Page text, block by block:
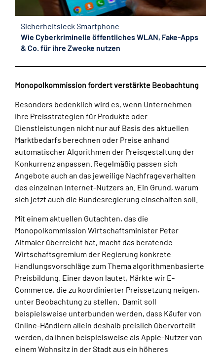
Sicherheitsleck Smartphone
Wie Cyberkriminelle öffentliches WLAN, Fake-Apps
& Co. für ihre Zwecke nutzen
Monopolkommission fordert verstärkte Beobachtung
Besonders bedenklich wird es, wenn Unternehmen
ihre Preisstrategien für Produkte oder
Dienstleistungen nicht nur auf Basis des aktuellen
Marktbedarfs berechnen oder Preise anhand
automatischer Algorithmen der Preisgestaltung der
Konkurrenz anpassen. Regelmäßig passen sich
Angebote auch an das jeweilige Nachfrageverhalten
des einzelnen Internet-Nutzers an. Ein Grund, warum
sich jetzt auch die Bundesregierung einschalten soll.
Mit einem aktuellen Gutachten, das die
Monopolkommission Wirtschaftsminister Peter
Altmaier überreicht hat, macht das beratende
Wirtschaftsgremium der Regierung konkrete
Handlungsvorschläge zum Thema algorithmenbasierte
Preisbildung. Einer davon lautet, Märkte wir E-
Commerce, die zu koordinierter Preissetzung neigen,
unter Beobachtung zu stellen. Damit soll
beispielsweise unterbunden werden, dass Käufer von
Online-Händlern allein deshalb preislich übervorteilt
werden, da ihnen beispielsweise als Apple-Nutzer von
einem Wohnsitz in der Stadt aus ein höheres